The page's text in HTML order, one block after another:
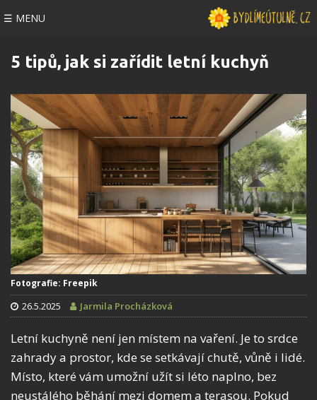
☰ MENU
5 tipů, jak si zařídit letní kuchyň
Fotografie: Freepik
26.5.2025 Jarmila Procházková
Letní kuchyně není jen místem na vaření. Je to srdce
zahrady a prostor, kde se setkávají chutě, vůně i lidé.
Místo, které vám umožní užít si léto naplno, bez
neustálého běhání mezi domem a terasou. Pokud